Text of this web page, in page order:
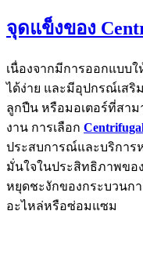
จุดแข็งของ
เนื่องจากมีการออกแบบ
ได้ง่าย และมีอุปกรณ์เสริ
ลูกปืน หรือมอเตอร์ที่สา
งาน การเลือก
ประสบการณ์และบริการ
มั่นใจในประสิทธิภาพขอ
หยุดชะงักของกระบวนก
อะไหล่หรือซ่อมแซม